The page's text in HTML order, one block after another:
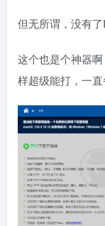
但无所谓，没有
这个也是个神器
样超级能打，一直